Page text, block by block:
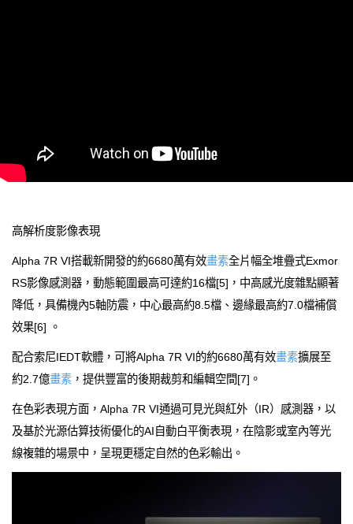
高解析度影像表現
Alpha 7R VI搭載新開發的約6680萬有效畫素全片幅全堆疊式Exmor
RS影像感測器，動態範圍最高可達約16檔[5]，中高感光度雜點顯著
降低，具備機內5軸防震，中心最高約8.5檔、邊緣最高約7.0檔補償
效果[6] 。
配合索尼IEDT軟體，可將Alpha 7R VI的約6680萬有效畫素擴展至
約2.7億畫素 ，提供豐富的後期裁剪和編輯空間[7]。
在色彩表現方面，Alpha 7R VI通過可見光與紅外（IR）感測器，以
及基於光源估算技術優化的AI自動白平衡表現，在陰影或室內等光
線複雜的場景中，呈現更穩定自然的色彩輸出。